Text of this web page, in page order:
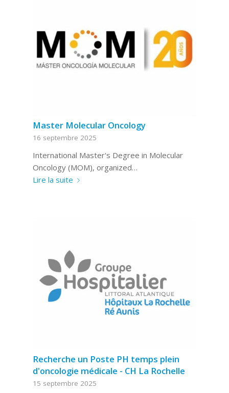
Master Molecular Oncology
16 septembre 2025
International Master's Degree in Molecular
Oncology (MOM), organized…
Lire la suite
Recherche un Poste PH temps plein
d'oncologie médicale - CH La Rochelle
15 septembre 2025